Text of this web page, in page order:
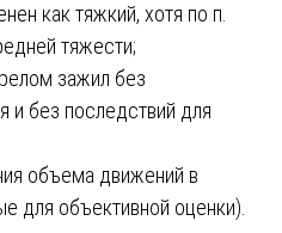
как тяжкий, хотя по п.
тяжести;
зажил без
и без последствий для
объема движений в
для объективной оценки).